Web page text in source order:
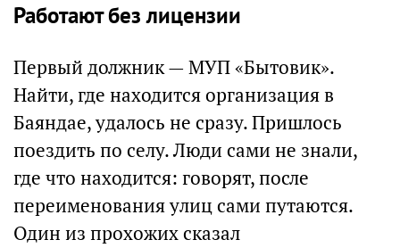
Работают без лицензии
Первый должник — МУП «Бытовик».
Найти, где находится организация в
Баяндае, удалось не сразу. Пришлось
поездить по селу. Люди сами не знали,
где что находится: говорят, после
переименования улиц сами путаются.
Один из прохожих сказал